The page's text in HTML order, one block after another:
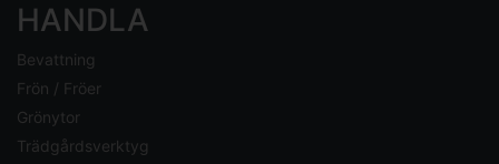
HANDLA
Bevattning
Frön / Fröer
Grönytor
Trädgårdsverktyg